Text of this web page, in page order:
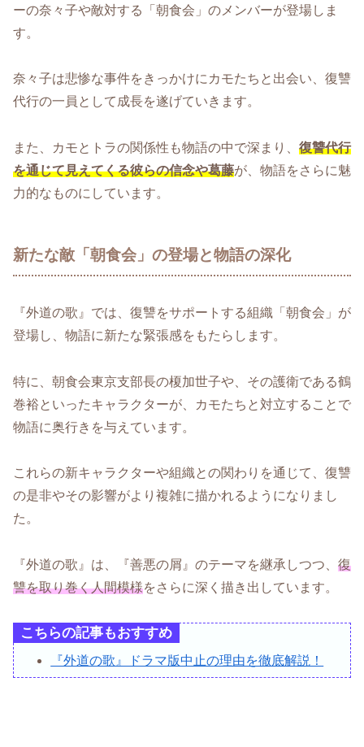
ーの奈々子や敵対する「朝食会」のメンバーが登場しま
す。
奈々子は悲惨な事件をきっかけにカモたちと出会い、復讐
代行の一員として成長を遂げていきます。
また、カモとトラの関係性も物語の中で深まり、 復讐代行
を通じて見えてくる彼らの信念や葛藤が、物語をさらに魅
力的なものにしています。
新たな敵「朝食会」の登場と物語の深化
『外道の歌』では、復讐をサポートする組織「朝食会」が
登場し、物語に新たな緊張感をもたらします。
特に、朝食会東京支部長の榎加世子や、その護衛である鶴
巻裕といったキャラクターが、カモたちと対立することで
物語に奥行きを与えています。
これらの新キャラクターや組織との関わりを通じて、復讐
の是非やその影響がより複雑に描かれるようになりまし
た。
『外道の歌』は、『善悪の屑』のテーマを継承しつつ、 復
讐を取り巻く人間模様をさらに深く描き出しています。
こちらの記事もおすすめ
『外道の歌』ドラマ版中止の理由を徹底解説！